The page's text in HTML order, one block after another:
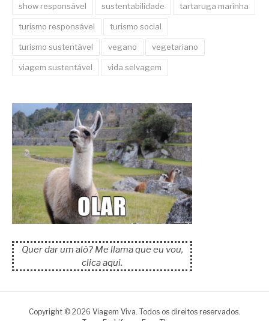
show responsável sustentabilidade tartaruga marinha
turismo responsável turismo social
turismo sustentável vegano vegetariano
viagem sustentável vida selvagem
Quer dar um alô? Me llama que eu vou,
clica aqui.
Copyright © 2026 Viagem Viva. Todos os direitos reservados.